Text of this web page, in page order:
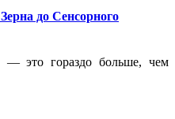
до Сенсорного
это гораздо больше, чем